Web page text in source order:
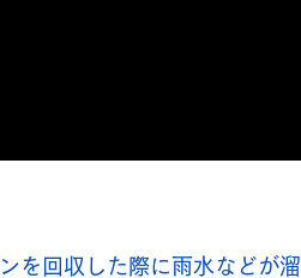
を回収した際に雨水などが溜